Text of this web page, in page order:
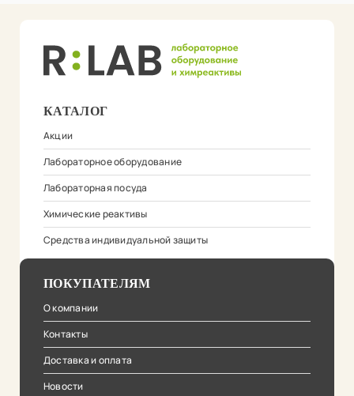
КАТАЛОГ
Акции
Лабораторное оборудование
Лабораторная посуда
Химические реактивы
Средства индивидуальной защиты
ПОКУПАТЕЛЯМ
О компании
Контакты
Доставка и оплата
Новости